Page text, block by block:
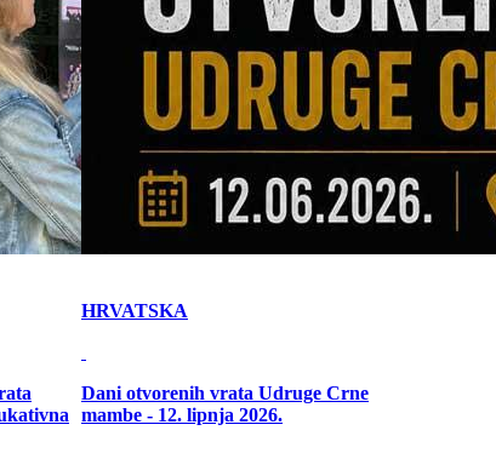
HRVATSKA
Dani otvorenih vrata Udruge Crne
mambe - 12. lipnja 2026.